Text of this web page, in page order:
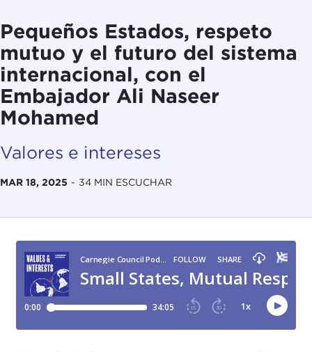
Pequeños Estados, respeto
mutuo y el futuro del sistema
internacional, con el
Embajador Ali Naseer
Mohamed
Valores e intereses
MAR 18, 2025 - 34 MIN ESCUCHAR